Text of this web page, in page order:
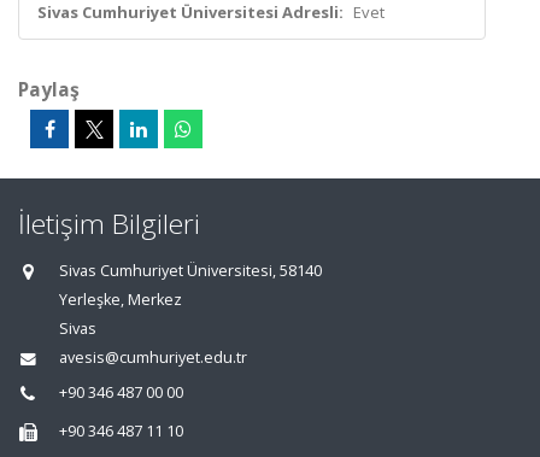
Sivas Cumhuriyet Üniversitesi Adresli: Evet
Paylaş
İletişim Bilgileri
Sivas Cumhuriyet Üniversitesi, 58140
Yerleşke, Merkez
Sivas
avesis@cumhuriyet.edu.tr
+90 346 487 00 00
+90 346 487 11 10